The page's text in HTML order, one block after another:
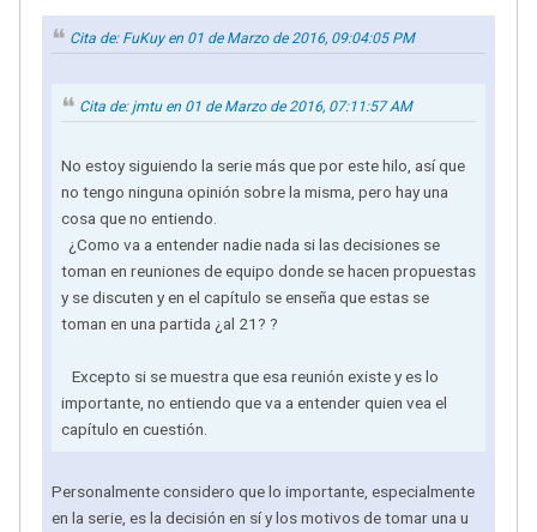
Cita de: FuKuy en 01 de Marzo de 2016, 09:04:05 PM
Cita de: jmtu en 01 de Marzo de 2016, 07:11:57 AM
No estoy siguiendo la serie más que por este hilo, así que
no tengo ninguna opinión sobre la misma, pero hay una
cosa que no entiendo.
¿Como va a entender nadie nada si las decisiones se
toman en reuniones de equipo donde se hacen propuestas
y se discuten y en el capítulo se enseña que estas se
toman en una partida ¿al 21? ?
Excepto si se muestra que esa reunión existe y es lo
importante, no entiendo que va a entender quien vea el
capítulo en cuestión.
Personalmente considero que lo importante, especialmente
en la serie, es la decisión en sí y los motivos de tomar una u